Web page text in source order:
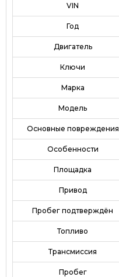
VIN
Год
Двигатель
Ключи
Марка
Модель
Основные повреждения
Особенности
Площадка
Привод
Пробег подтверждён
Топливо
Трансмиссия
Пробег